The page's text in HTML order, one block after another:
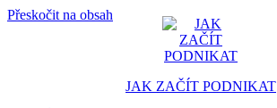
Přeskočit na obsah
JAK ZAČÍT PODNIKAT